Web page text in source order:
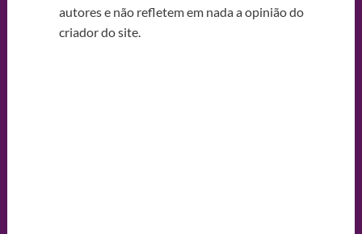
autores e não refletem em nada a opinião do
criador do site.